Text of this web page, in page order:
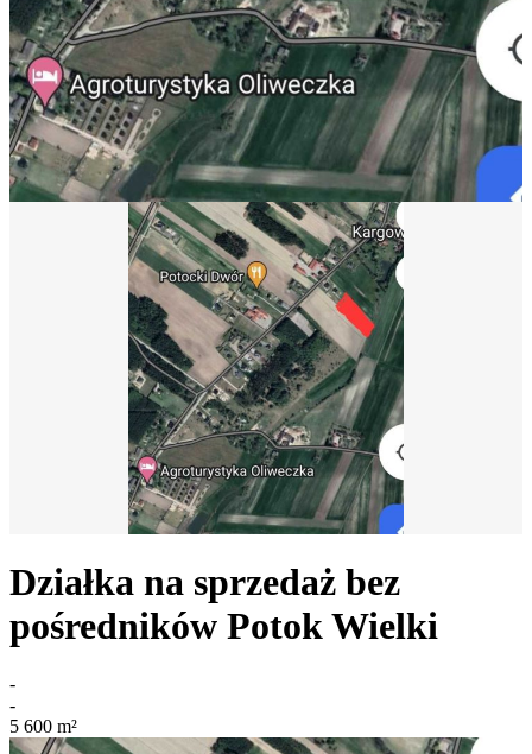
Działka na sprzedaż bez
pośredników Potok Wielki
-
-
5 600 m²